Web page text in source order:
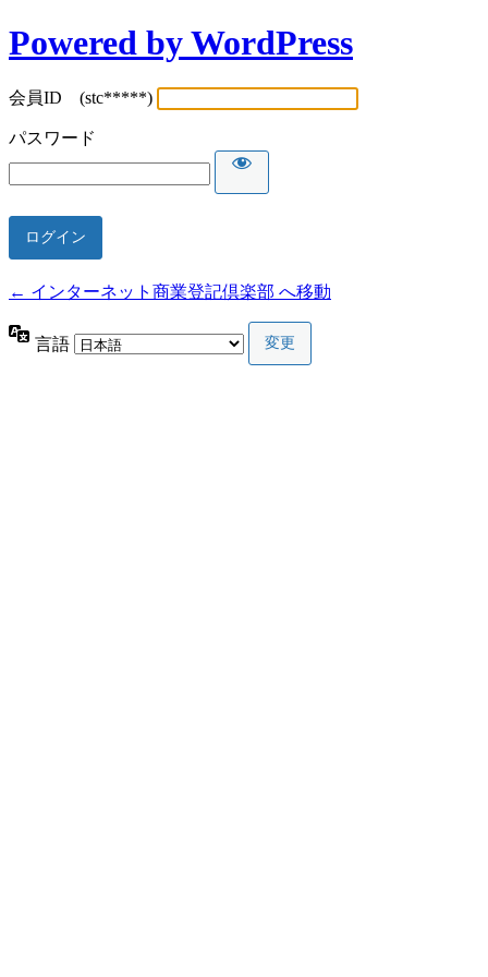
Powered by WordPress
会員ID (stc*****)
パスワード
← インターネット商業登記倶楽部 へ移動
言語